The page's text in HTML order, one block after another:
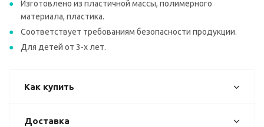
Изготовлено из пластичной массы, полимерного
материала, пластика.
Соответствует требованиям безопасности продукции.
Для детей от 3-х лет.
Как купить
Доставка